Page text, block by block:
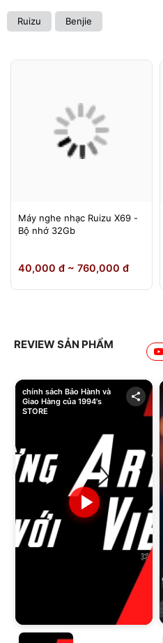
Ruizu Benjie
Máy nghe nhạc Ruizu X69 -
Bộ nhớ 32Gb
40,000 đ ~ 760,000 đ
REVIEW SẢN PHẨM
chính sách Bảo Hành và
Giao Hàng của 1994's
STORE